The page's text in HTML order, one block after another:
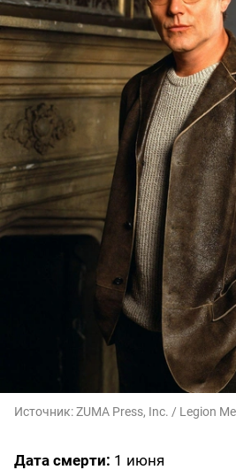
Источник:ZUMA Press, Inc. / Legion
Дата смерти: 1 июня